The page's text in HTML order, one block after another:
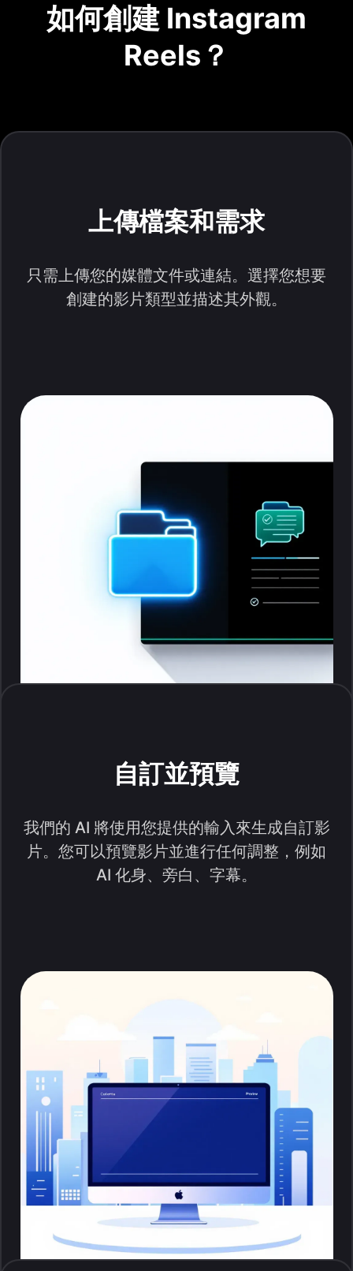
如何創建 Instagram
Reels？
上傳檔案和需求
只需上傳您的媒體文件或連結。選擇您想要
創建的影片類型並描述其外觀。
自訂並預覽
我們的 AI 將使用您提供的輸入來生成自訂影
片。您可以預覽影片並進行任何調整，例如
AI 化身、旁白、字幕。